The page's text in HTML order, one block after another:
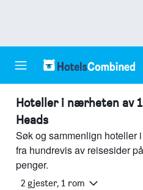
Hoteller i nærheten av
Heads
Søk og sammenlign hoteller
fra hundrevis av reisesider
penger.
2 gjester, 1 rom